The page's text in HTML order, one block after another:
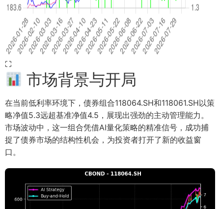
⛶
市场背景与开局
在当前低利率环境下，债券组合118064.SH和118061.SH以策
略净值5.3远超基准净值4.5，展现出强劲的主动管理能力。
市场波动中，这一组合凭借AI量化策略的精准信号，成功捕
捉了债券市场的结构性机会，为投资者打开了新的收益窗
口。